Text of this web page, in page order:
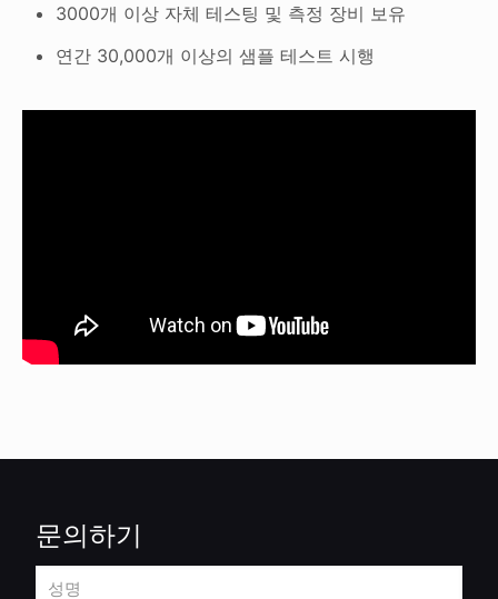
3000개 이상 자체 테스팅 및 측정 장비 보유
연간 30,000개 이상의 샘플 테스트 시행
문의하기